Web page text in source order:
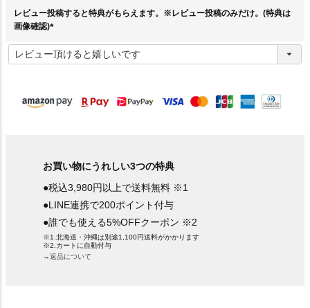
レビュー投稿すると特典がもらえます。※レビュー投稿のみだけ。(特典は
画像確認)
必
須
お買い物にうれしい3つの特典
●税込3,980円以上で送料無料 ※1
●LINE連携で200ポイント付与
●誰でも使える5%OFFクーポン ※2
※1.北海道・沖縄は別途1,100円送料がかかります
※2.カートに自動付与
→返品について